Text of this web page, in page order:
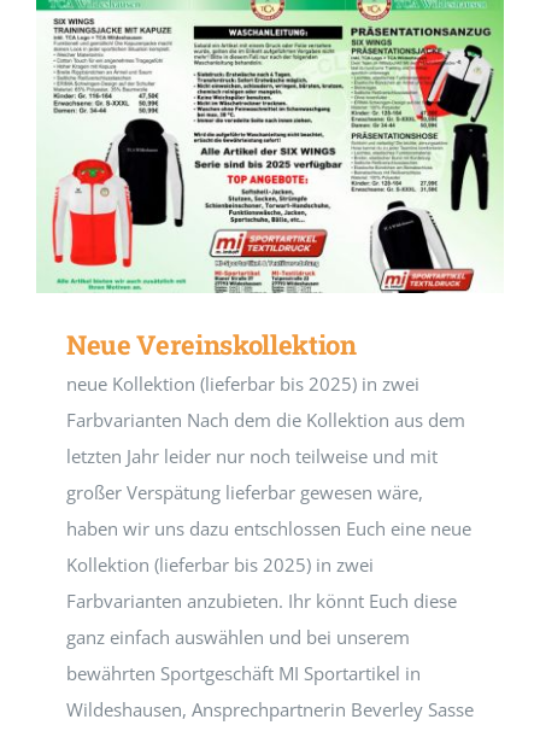
Neue Vereinskollektion
neue Kollektion (lieferbar bis 2025) in zwei
Farbvarianten Nach dem die Kollektion aus dem
letzten Jahr leider nur noch teilweise und mit
großer Verspätung lieferbar gewesen wäre,
haben wir uns dazu entschlossen Euch eine neue
Kollektion (lieferbar bis 2025) in zwei
Farbvarianten anzubieten. Ihr könnt Euch diese
ganz einfach auswählen und bei unserem
bewährten Sportgeschäft MI Sportartikel in
Wildeshausen, Ansprechpartnerin Beverley Sasse